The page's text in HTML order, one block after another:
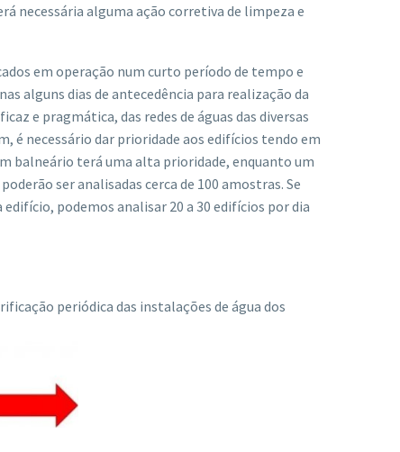
necessária alguma ação corretiva de limpeza e
em operação num curto período de tempo e
alguns dias de antecedência para realização da
e pragmática, das redes de águas das diversas
é necessário dar prioridade aos edifícios tendo em
balneário terá uma alta prioridade, enquanto um
ser analisadas cerca de 100 amostras. Se
podemos analisar 20 a 30 edifícios por dia
periódica das instalações de água dos